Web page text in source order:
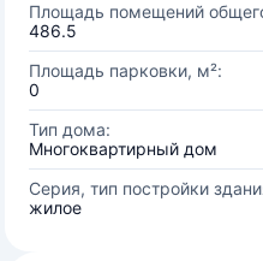
Площадь помещений
486.5
Площадь парковки, м²:
0
Тип дома:
Многоквартирный дом
Серия, тип постройки
жилое